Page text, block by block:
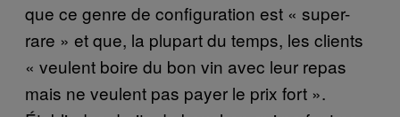
que ce genre de configuration est « super-
rare » et que, la plupart du temps, les clients
« veulent boire du bon vin avec leur repas
mais ne veulent pas payer le prix fort ».